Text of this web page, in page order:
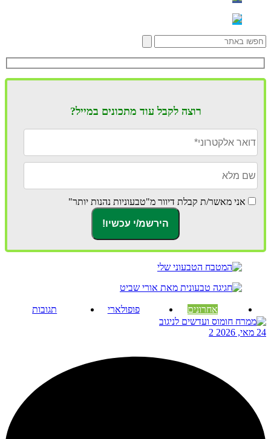
רוצה לקבל עוד מתכונים במייל?
אני מאשר/ת קבלת דיוור מ"טבעוניות נהנות יותר"
אחרונים פופולארי תגובות
24 מאי, 2026 2